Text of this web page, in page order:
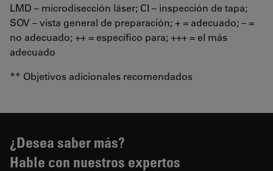
LMD – microdisección láser; CI – inspección de tapa;
SOV – vista general de preparación; + = adecuado; – =
no adecuado; ++ = específico para; +++ = el más
adecuado
** Objetivos adicionales recomendados
¿Desea saber más?
Hable con nuestros expertos